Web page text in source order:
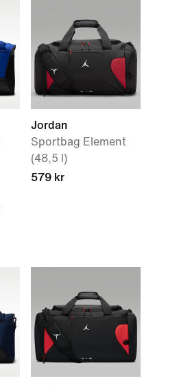
Jordan
Sportbag Element
(48,5 l)
579 kr